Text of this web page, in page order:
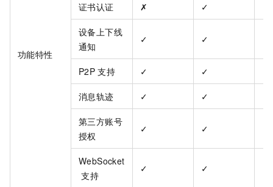
功能特性
证书认证 ✗ ✓
设备上下线
通知
✓ ✓
P2P 支持 ✓ ✓
消息轨迹 ✓ ✓
第三方账号
授权
✓ ✓
WebSocket
支持
✓ ✓